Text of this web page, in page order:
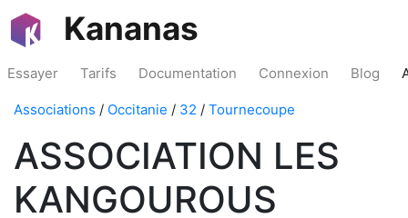
Kananas
Essayer Tarifs Documentation Connexion Blog
Associations / Occitanie / 32 / Tournecoupe
ASSOCIATION LES
KANGOUROUS